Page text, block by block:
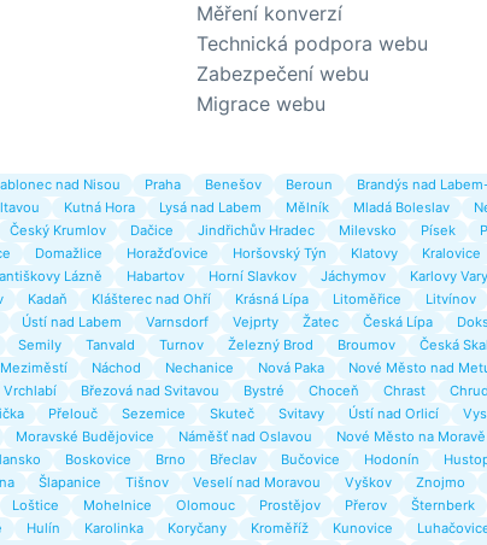
Měření konverzí
Technická podpora webu
Zabezpečení webu
Migrace webu
nad Nisou Praha Benešov Beroun Brandýs nad
Kutná Hora Lysá nad Labem Mělník Mladá Boleslav
Český Krumlov Dačice Jindřichův Hradec Milevsko Písek
Domažlice Horažďovice Horšovský Týn Klatovy Kralovice
Lázně Habartov Horní Slavkov Jáchymov Karlovy Vary
Kadaň Klášterec nad Ohří Krásná Lípa Litoměřice Litvínov
Ústí nad Labem Varnsdorf Vejprty Žatec Česká Lípa
Semily Tanvald Turnov Železný Brod Broumov Česká
Meziměstí Náchod Nechanice Nová Paka Nové Město nad
Vrchlabí Březová nad Svitavou Bystré Choceň Chrast
Přelouč Sezemice Skuteč Svitavy Ústí nad Orlicí
Moravské Budějovice Náměšť nad Oslavou Nové Město na Moravě
Boskovice Brno Břeclav Bučovice Hodonín
Šlapanice Tišnov Veselí nad Moravou Vyškov Znojmo
Loštice Mohelnice Olomouc Prostějov Přerov Šternberk
Hulín Karolinka Koryčany Kroměříž Kunovice